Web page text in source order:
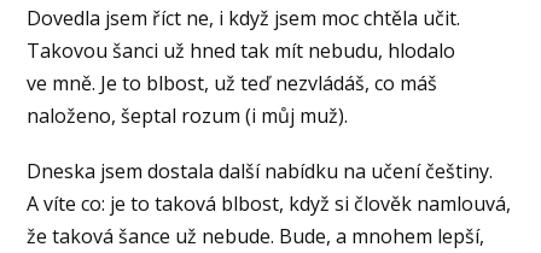
Dovedla jsem říct ne, i když jsem moc chtěla učit.
Takovou šanci už hned tak mít nebudu, hlodalo
ve mně. Je to blbost, už teď nezvládáš, co máš
naloženo, šeptal rozum (i můj muž).
Dneska jsem dostala další nabídku na učení češtiny.
A víte co: je to taková blbost, když si člověk namlouvá,
že taková šance už nebude. Bude, a mnohem lepší,